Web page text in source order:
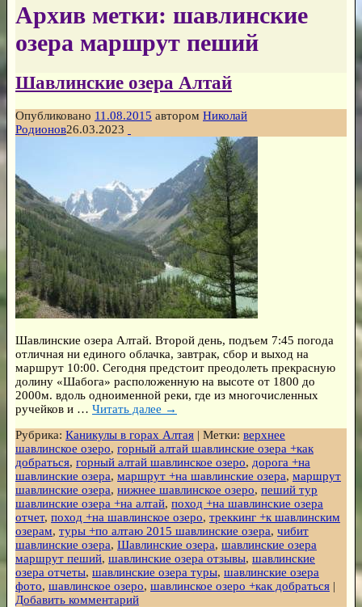
Архив метки: шавлинские
озера маршрут пеший
Шавлинские озера Алтай
Опубликовано 11.08.2015 автором Николай
Родионов26.03.2023
Шавлинские озера Алтай. Второй день, подъем 7:45 погода
отличная ни единого облачка, завтрак, сбор и выход на
маршрут 10:00. Сегодня предстоит преодолеть прекрасную
долину «Шабога» расположенную на высоте от 1800 до
2000м. вдоль одноименной реки, где из многочисленных
ручейков и … Читать далее →
Рубрика: Каникулы в горах Алтая | Метки: верхнее
шавлинское озеро, горный алтай шавлинские озера +как
добраться, горный алтай шавлинское озеро, дорога +на
шавлинские озера, маршрут +на шавлинские озера, маршрут
шавлинские озера, нижнее шавлинское озеро, пеший тур
шавлинские озера +на алтай, поход +на шавлинские озера
отчет, поход +на шавлинское озеро, треккинг +к шавлинским
озерам, туры +по алтаю 2015 шавлинские озера, чибит
шавлинские озера, Шавлинские озера, шавлинские озера
маршрут пеший, шавлинские озера отзывы, шавлинские
озера отчеты, шавлинские озера туры, шавлинские озера
фото, шавлинское озеро, шавлинское озеро +как добраться |
Добавить комментарий